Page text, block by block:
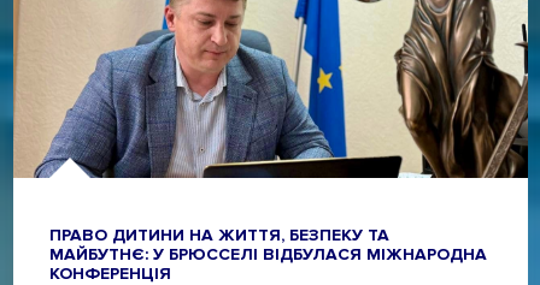
ПРАВО ДИТИНИ НА ЖИТТЯ, БЕЗПЕКУ ТА
МАЙБУТНЄ: У БРЮССЕЛІ ВІДБУЛАСЯ МІЖНАРОДНА
КОНФЕРЕНЦІЯ